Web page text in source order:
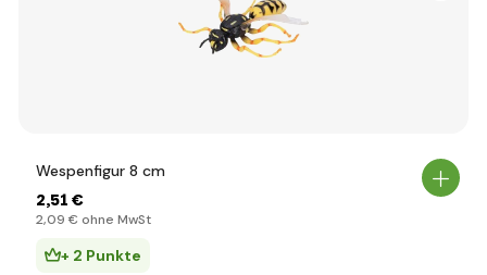
Wespenfigur 8 cm
2,51 €
2,09 € ohne MwSt
+ 2 Punkte